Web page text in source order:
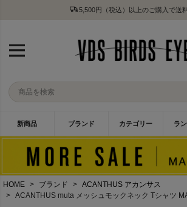
5,500円（税込）以上のご購入で送
新商品 ブランド カテゴリー ラ
HOME ブランド
ACANTHUS アカンサス
ACANTHUS muta メッシュモックネック Tシャツ